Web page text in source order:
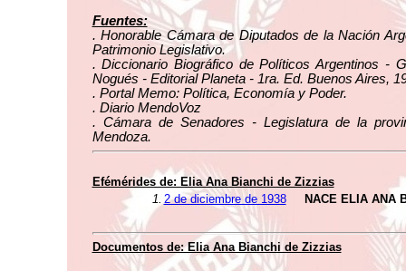
Fuentes:
. Honorable Cámara de Diputados de la Nación
Patrimonio Legislativo.
. Diccionario Biográfico de Políticos Argentinos -
Nogués - Editorial Planeta - 1ra. Ed. Buenos Aires,
. Portal Memo: Política, Economía y Poder.
. Diario MendoVoz
. Cámara de Senadores - Legislatura de la
Mendoza.
Efémérides de: Elia Ana Bianchi de Zizzias
1. 2 de diciembre de 1938 NACE ELIA ANA
Documentos de: Elia Ana Bianchi de Zizzias